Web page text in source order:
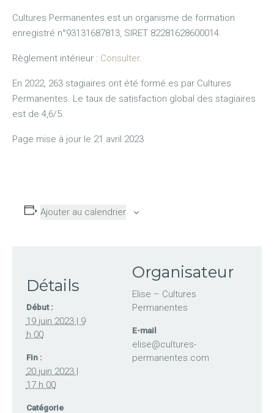
Cultures Permanentes est un organisme de formation
enregistré n°93131687813, SIRET 82281628600014.
Règlement intérieur : Consulter.
En 2022, 263 stagiaires ont été formé.es par Cultures
Permanentes. Le taux de satisfaction global des stagiaires
est de 4,6/5.
Page mise à jour le 21 avril 2023
Ajouter au calendrier
Détails
Début :
19 juin 2023 | 9
h 00
Fin :
20 juin 2023 |
17 h 00
Catégorie
Organisateur
Elise – Cultures
Permanentes
E-mail
elise@cultures-
permanentes.com